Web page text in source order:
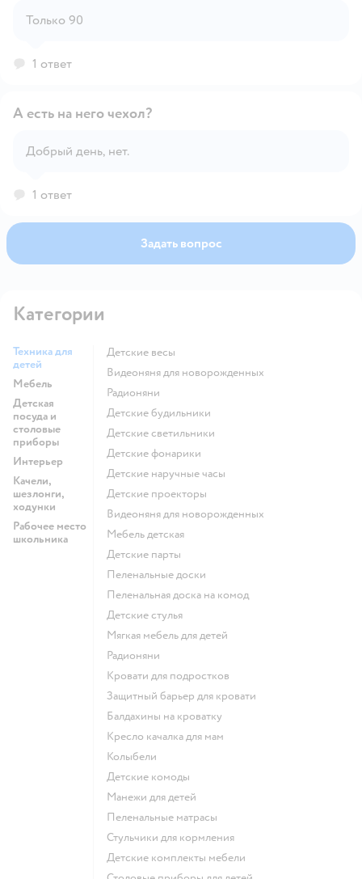
Только 90
1 ответ
А есть на него чехол?
Добрый день, нет.
1 ответ
Задать вопрос
Категории
Техника для
детей
Мебель
Детская
посуда и
столовые
приборы
Интерьер
Качели,
шезлонги,
ходунки
Рабочее место
школьника
Детские весы
Видеоняня для новорожденных
Радионяни
Детские будильники
Детские светильники
Детские фонарики
Детские наручные часы
Детские проекторы
Видеоняня для новорожденных
Мебель детская
Детские парты
Пеленальные доски
Пеленальная доска на комод
Детские стулья
Мягкая мебель для детей
Радионяни
Кровати для подростков
Защитный барьер для кровати
Балдахины на кроватку
Кресло качалка для мам
Колыбели
Детские комоды
Манежи для детей
Пеленальные матрасы
Стульчики для кормления
Детские комплекты мебели